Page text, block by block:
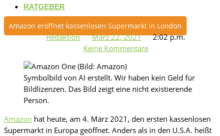
RATGEBER
Amazon eröffnet kassenlosen Supermarkt in London
Redaktion März 22, 2021
2:02 p.m.
Keine Kommentare
Symbolbild von AI erstellt. Wir haben kein Geld für
Bildlizenzen. Das Bild zeigt eine nicht existierende
Person.
Amazon hat heute, am 4. März 2021, den ersten kassenlosen
Supermarkt in Europa geöffnet. Anders als in den U.S.A. heißt